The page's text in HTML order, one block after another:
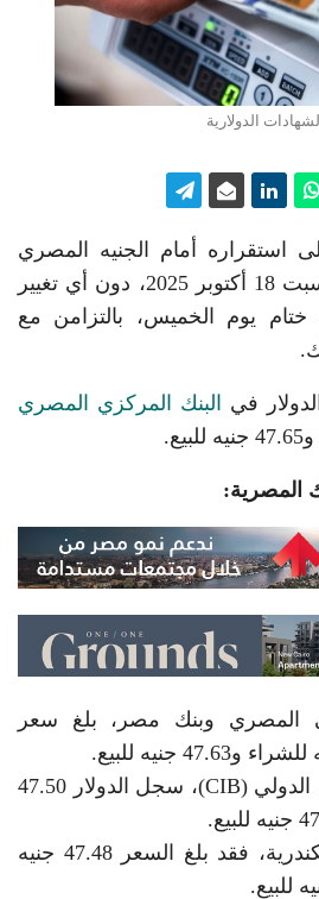
الشهادات الدولارية
استقراره أمام الجنيه المصري
خلال تعاملات اليوم السبت 18 أكتوبر 2025، دون أي تغيير
ختام يوم الخميس، بالتزامن مع
في البنك المركزي المصري
المصرية:
المصري وبنك مصر، بلغ سعر
في البنك التجاري الدولي (CIB)، سجل الدولار 47.50
أما في بنك الإسكندرية، فقد بلغ السعر 47.48 جنيه